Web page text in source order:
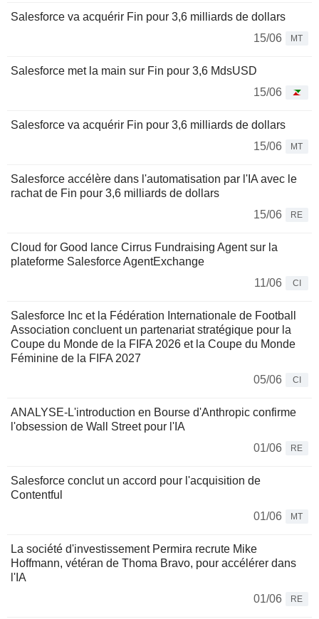
Salesforce va acquérir Fin pour 3,6 milliards de dollars
15/06
MT
Salesforce met la main sur Fin pour 3,6 MdsUSD
15/06
Salesforce va acquérir Fin pour 3,6 milliards de dollars
15/06
MT
Salesforce accélère dans l'automatisation par l'IA avec le
rachat de Fin pour 3,6 milliards de dollars
15/06
RE
Cloud for Good lance Cirrus Fundraising Agent sur la
plateforme Salesforce AgentExchange
11/06
CI
Salesforce Inc et la Fédération Internationale de Football
Association concluent un partenariat stratégique pour la
Coupe du Monde de la FIFA 2026 et la Coupe du Monde
Féminine de la FIFA 2027
05/06
CI
ANALYSE-L'introduction en Bourse d'Anthropic confirme
l'obsession de Wall Street pour l'IA
01/06
RE
Salesforce conclut un accord pour l'acquisition de
Contentful
01/06
MT
La société d'investissement Permira recrute Mike
Hoffmann, vétéran de Thoma Bravo, pour accélérer dans
l'IA
01/06
RE